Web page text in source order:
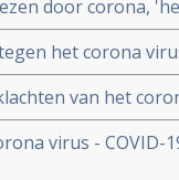
door corona,
het corona
van het
en zelfs nog
klachten
virus - COVID-